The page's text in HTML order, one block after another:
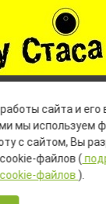
не являются
изображения
и
товара.
сайта и его
мы используем
с сайтом, Вы
файлов (
файлов ).